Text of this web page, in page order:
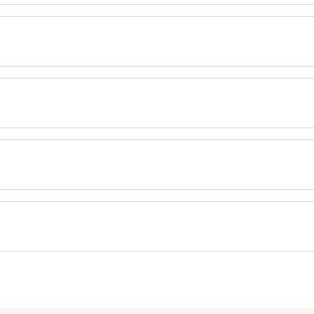
fermentowany napój otrzymywany z organicznych
liście czarnej porzeczki*, liście werbeny